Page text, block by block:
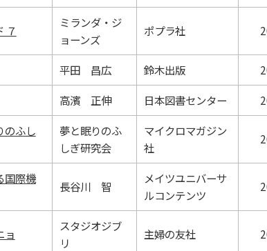
７
ミランダ・ジ
ョーンズ
ポプラ社
平田 昌広 鈴木出版
高濱 正伸 日本図書センター
のふし
夢と眠りのふ
しぎ研究会
マイクロマガジン
社
国際機
長谷川 智
メイツユニバーサ
ルコンテンツ
ョ
スタジオジブ
リ
主婦の友社